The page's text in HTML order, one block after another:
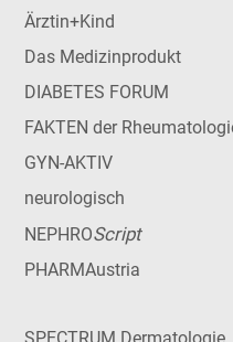
Ärztin+Kind
Das Medizinprodukt
DIABETES FORUM
FAKTEN der
GYN-AKTIV
neurologisch
NEPHROScript
PHARMAustria
SPECTRUM Dermatologie